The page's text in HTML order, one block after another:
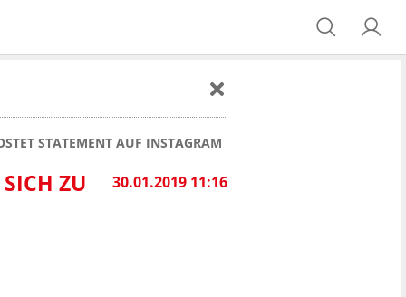
STATEMENT AUF INSTAGRAM
30.01.2019 11:16
ZU